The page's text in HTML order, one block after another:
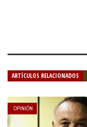
ARTÍCULOS RELACIONADOS
OPINIÓN